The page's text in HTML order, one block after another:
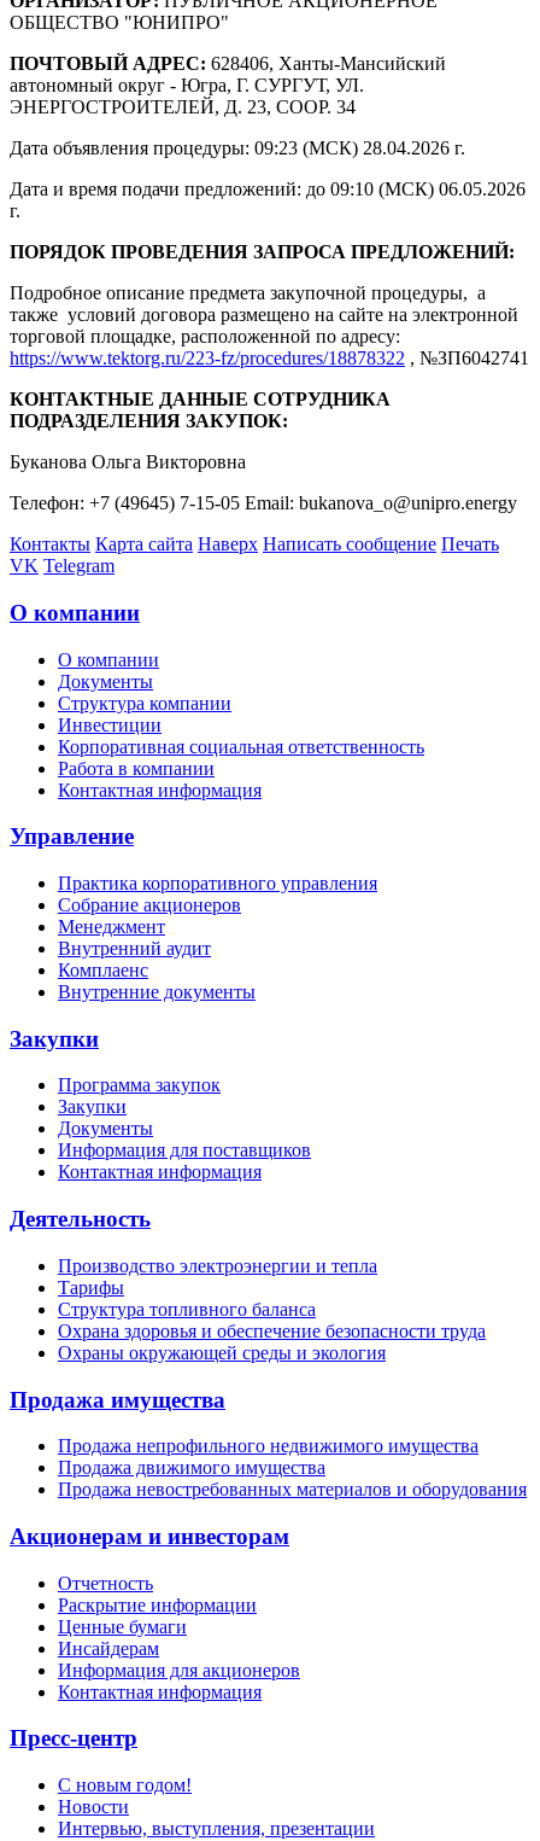
ОБЩЕСТВО "ЮНИПРО"
ПОЧТОВЫЙ АДРЕС: 628406, Ханты-Мансийский
автономный округ - Югра, Г. СУРГУТ, УЛ.
ЭНЕРГОСТРОИТЕЛЕЙ, Д. 23, СООР. 34
Дата объявления процедуры: 09:23 (МСК) 28.04.2026 г.
Дата и время подачи предложений: до 09:10 (МСК) 06.05.2026
г.
ПОРЯДОК ПРОВЕДЕНИЯ ЗАПРОСА ПРЕДЛОЖЕНИЙ:
Подробное описание предмета закупочной процедуры, а
также условий договора размещено на сайте на электронной
торговой площадке, расположенной по адресу:
https://www.tektorg.ru/223-fz/procedures/18878322 , №ЗП6042741
КОНТАКТНЫЕ ДАННЫЕ СОТРУДНИКА
ПОДРАЗДЕЛЕНИЯ ЗАКУПОК:
Буканова Ольга Викторовна
Телефон: +7 (49645) 7-15-05 Email: bukanova_o@unipro.energy
Контакты Карта сайта Наверх Написать сообщение Печать
VK Telegram
О компании
О компании
Документы
Структура компании
Инвестиции
Корпоративная социальная ответственность
Работа в компании
Контактная информация
Управление
Практика корпоративного управления
Собрание акционеров
Менеджмент
Внутренний аудит
Комплаенс
Внутренние документы
Закупки
Программа закупок
Закупки
Документы
Информация для поставщиков
Контактная информация
Деятельность
Производство электроэнергии и тепла
Тарифы
Структура топливного баланса
Охрана здоровья и обеспечение безопасности труда
Охраны окружающей среды и экология
Продажа имущества
Продажа непрофильного недвижимого имущества
Продажа движимого имущества
Продажа невостребованных материалов и оборудования
Акционерам и инвесторам
Отчетность
Раскрытие информации
Ценные бумаги
Инсайдерам
Информация для акционеров
Контактная информация
Пресс-центр
С новым годом!
Новости
Интервью, выступления, презентации